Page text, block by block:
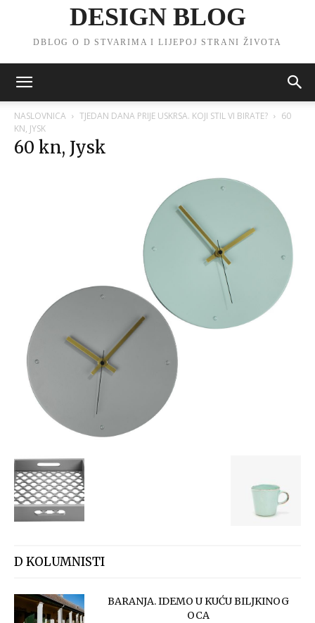
DESIGN BLOG
DBLOG O D STVARIMA I LIJEPOJ STRANI ŽIVOTA
NASLOVNICA TJEDAN DANA PRIJE USKRSA. KOJI STIL VI BIRATE?
60
KN, JYSK
60 kn, Jysk
D KOLUMNISTI
BARANJA. IDEMO U KUĆU BILJKINOG
OCA